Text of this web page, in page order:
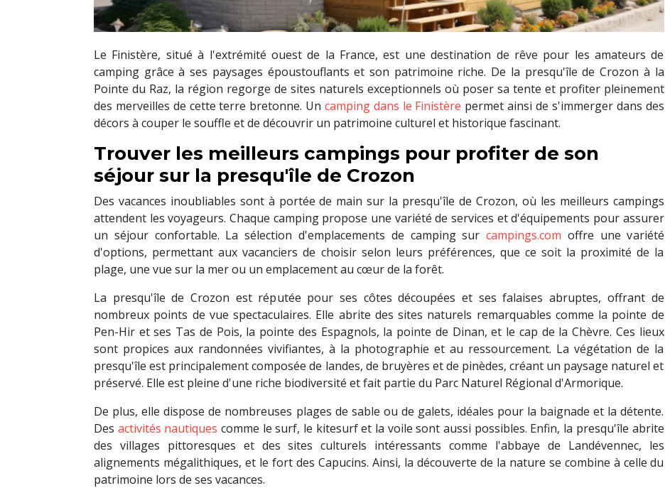
Le Finistère, situé à l'extrémité ouest de la France, est une destination de rêve pour les amateurs de
camping grâce à ses paysages époustouflants et son patrimoine riche. De la presqu'île de Crozon à la
Pointe du Raz, la région regorge de sites naturels exceptionnels où poser sa tente et profiter pleinement
des merveilles de cette terre bretonne. Un camping dans le Finistère permet ainsi de s'immerger dans des
décors à couper le souffle et de découvrir un patrimoine culturel et historique fascinant.
Trouver les meilleurs campings pour profiter de son
séjour sur la presqu'île de Crozon
Des vacances inoubliables sont à portée de main sur la presqu'île de Crozon, où les meilleurs campings
attendent les voyageurs. Chaque camping propose une variété de services et d'équipements pour assurer
un séjour confortable. La sélection d'emplacements de camping surcampings.com offre une variété
d'options, permettant aux vacanciers de choisir selon leurs préférences, que ce soit la proximité de la
plage, une vue sur la mer ou un emplacement au cœur de la forêt.
La presqu'île de Crozon est réputée pour ses côtes découpées et ses falaises abruptes, offrant de
nombreux points de vue spectaculaires. Elle abrite des sites naturels remarquables comme la pointe de
Pen-Hir et ses Tas de Pois, la pointe des Espagnols, la pointe de Dinan, et le cap de la Chèvre. Ces lieux
sont propices aux randonnées vivifiantes, à la photographie et au ressourcement. La végétation de la
presqu'île est principalement composée de landes, de bruyères et de pinèdes, créant un paysage naturel et
préservé. Elle est pleine d'une riche biodiversité et fait partie du Parc Naturel Régional d'Armorique.
De plus, elle dispose de nombreuses plages de sable ou de galets, idéales pour la baignade et la détente.
Des activités nautiques comme le surf, le kitesurf et la voile sont aussi possibles. Enfin, la presqu'île abrite
des villages pittoresques et des sites culturels intéressants comme l'abbaye de Landévennec, les
alignements mégalithiques, et le fort des Capucins. Ainsi, la découverte de la nature se combine à celle du
patrimoine lors de ses vacances.